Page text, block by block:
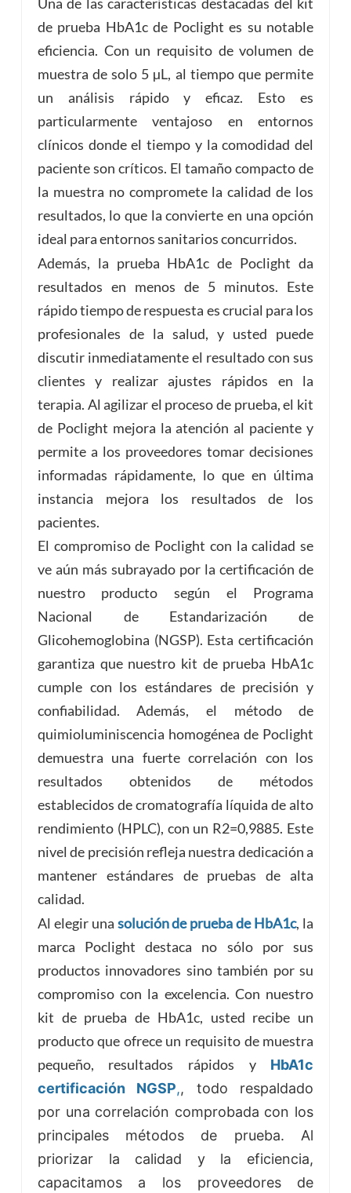
de prueba HbA1c de Poclight es su notable
eficiencia. Con un requisito de volumen de
muestra de solo 5 µL, al tiempo que permite
un análisis rápido y eficaz. Esto es
particularmente ventajoso en entornos
clínicos donde el tiempo y la comodidad del
paciente son críticos. El tamaño compacto de
la muestra no compromete la calidad de los
resultados, lo que la convierte en una opción
ideal para entornos sanitarios concurridos.
Además, la prueba HbA1c de Poclight da
resultados en menos de 5 minutos. Este
rápido tiempo de respuesta es crucial para los
profesionales de la salud, y usted puede
discutir inmediatamente el resultado con sus
clientes y realizar ajustes rápidos en la
terapia. Al agilizar el proceso de prueba, el kit
de Poclight mejora la atención al paciente y
permite a los proveedores tomar decisiones
informadas rápidamente, lo que en última
instancia mejora los resultados de los
pacientes.
El compromiso de Poclight con la calidad se
ve aún más subrayado por la certificación de
nuestro producto según el Programa
Nacional de Estandarización de
Glicohemoglobina (NGSP). Esta certificación
garantiza que nuestro kit de prueba HbA1c
cumple con los estándares de precisión y
confiabilidad. Además, el método de
quimioluminiscencia homogénea de Poclight
demuestra una fuerte correlación con los
resultados obtenidos de métodos
establecidos de cromatografía líquida de alto
rendimiento (HPLC), con un R2=0,9885. Este
nivel de precisión refleja nuestra dedicación a
mantener estándares de pruebas de alta
calidad.
Al elegir una solución de prueba de HbA1c, la
marca Poclight destaca no sólo por sus
productos innovadores sino también por su
compromiso con la excelencia. Con nuestro
kit de prueba de HbA1c, usted recibe un
producto que ofrece un requisito de muestra
pequeño, resultados rápidos y HbA1c
certificación NGSP,, todo respaldado
por una correlación comprobada con los
principales métodos de prueba. Al
priorizar la calidad y la eficiencia,
capacitamos a los proveedores de